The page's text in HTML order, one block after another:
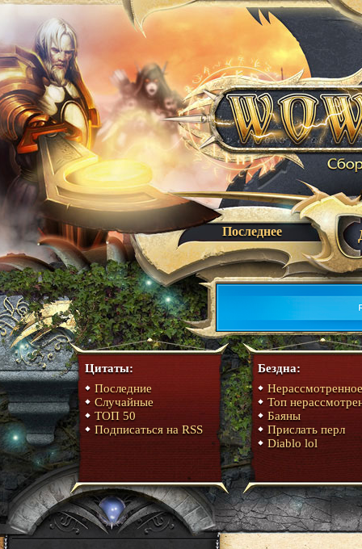
Последнее
Цитаты:
Последние
Случайные
ТОП 50
Подписаться на RSS
Бездна:
Нерассмотренное
Топ
Баяны
Прислать перл
Diablo lol